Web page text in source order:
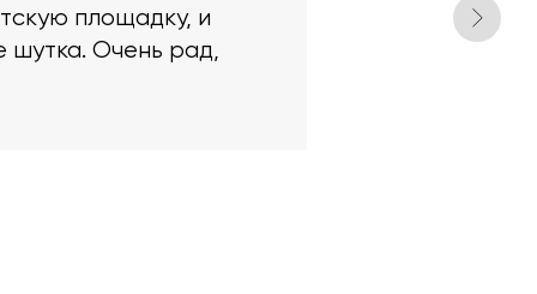
площадку, и
шутка. Очень рад,